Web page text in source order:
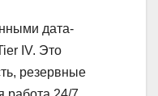
дата-
IV. Это
резервные